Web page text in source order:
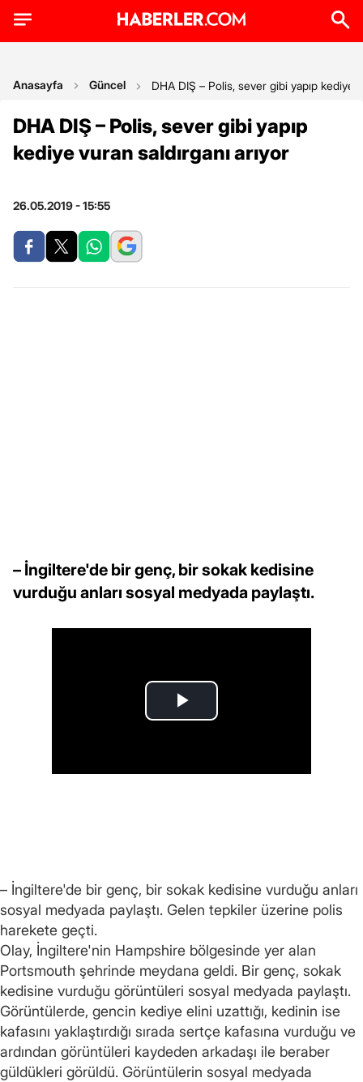
Anasayfa Güncel DHA DIŞ – Polis, sever gibi yapıp kediye
DHA DIŞ – Polis, sever gibi yapıp
kediye vuran saldırganı arıyor
26.05.2019 - 15:55
– İngiltere'de bir genç, bir sokak kedisine
vurduğu anları sosyal medyada paylaştı.
– İngiltere'de bir genç, bir sokak kedisine vurduğu anları
sosyal medyada paylaştı. Gelen tepkiler üzerine polis
harekete geçti.
Olay, İngiltere'nin Hampshire bölgesinde yer alan
Portsmouth şehrinde meydana geldi. Bir genç, sokak
kedisine vurduğu görüntüleri sosyal medyada paylaştı.
Görüntülerde, gencin kediye elini uzattığı, kedinin ise
kafasını yaklaştırdığı sırada sertçe kafasına vurduğu ve
ardından görüntüleri kaydeden arkadaşı ile beraber
güldükleri görüldü. Görüntülerin sosyal medyada